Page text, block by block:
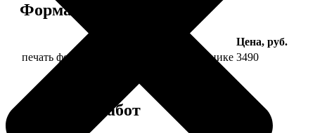
Форматы и цены
Цена, руб.
печать фото на холсте 30х60 на подрамнике 3490
Примеры работ